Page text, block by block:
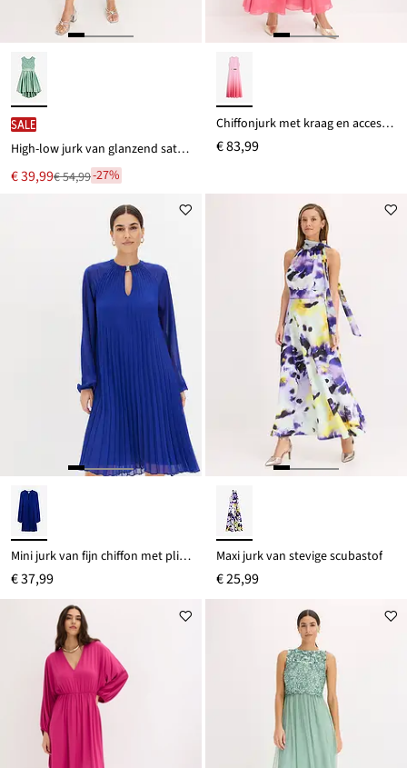
SALE
High-low jurk van glanzend satijn met kant
Nu
voor
€ 39,99
Van € 54,99-27%
Chiffonjurk met kraag en accessoire detail
€ 83,99
Mini jurk van fijn chiffon met plissé
€ 37,99
Maxi jurk van stevige scubastof
€ 25,99